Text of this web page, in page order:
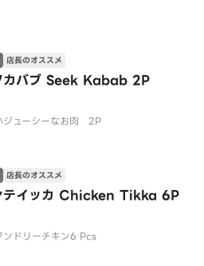
カバブ Seek Kabab 2P
店長のオススメ
ジューシーなお肉 2P
テイッカ Chicken Tikka 6P
店長のオススメ
ンドリーチキン6 Pcs